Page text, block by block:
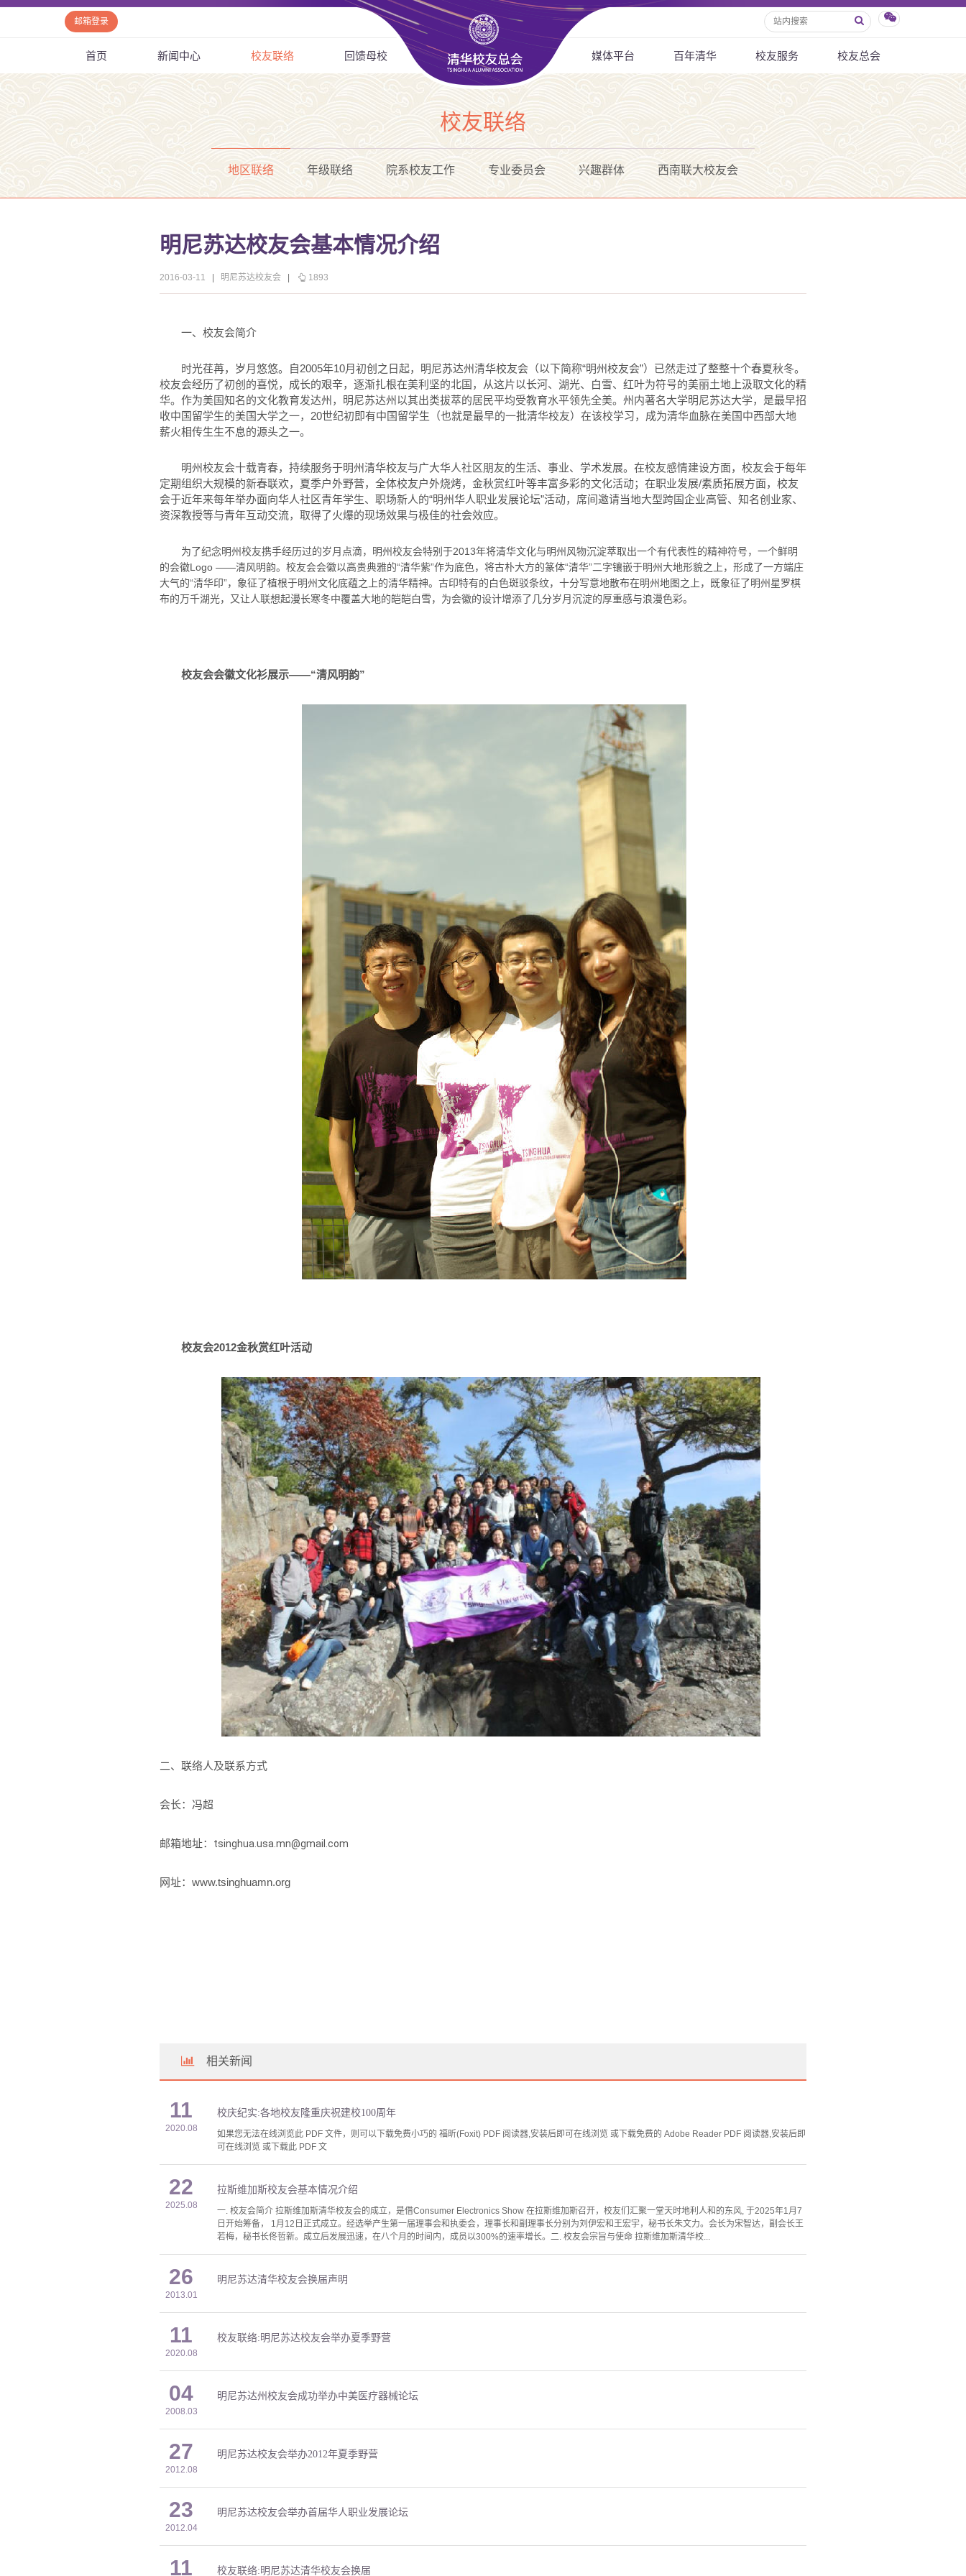
邮箱登录
首页 新闻中心 校友联络 回馈母校 媒体平台 百年清华 校友服务 校友总会
校友联络
地区联络 年级联络 院系校友工作 专业委员会 兴趣群体 西南联大校友会
明尼苏达校友会基本情况介绍
2016-03-11 明尼苏达校友会 1893
一、校友会简介
时光荏苒，岁月悠悠。自2005年10月初创之日起，明尼苏达州清华校友会（以下简称“明州校友会”）已然走过了整整十个春夏秋冬。
校友会经历了初创的喜悦，成长的艰辛，逐渐扎根在美利坚的北国，从这片以长河、湖光、白雪、红叶为符号的美丽土地上汲取文化的精
华。作为美国知名的文化教育发达州，明尼苏达州以其出类拔萃的居民平均受教育水平领先全美。州内著名大学明尼苏达大学，是最早招
收中国留学生的美国大学之一，20世纪初即有中国留学生（也就是最早的一批清华校友）在该校学习，成为清华血脉在美国中西部大地
薪火相传生生不息的源头之一。
明州校友会十载青春，持续服务于明州清华校友与广大华人社区朋友的生活、事业、学术发展。在校友感情建设方面，校友会于每年
定期组织大规模的新春联欢，夏季户外野营，全体校友户外烧烤，金秋赏红叶等丰富多彩的文化活动；在职业发展/素质拓展方面，校友
会于近年来每年举办面向华人社区青年学生、职场新人的“明州华人职业发展论坛”活动，席间邀请当地大型跨国企业高管、知名创业家、
资深教授等与青年互动交流，取得了火爆的现场效果与极佳的社会效应。
为了纪念明州校友携手经历过的岁月点滴，明州校友会特别于2013年将清华文化与明州风物沉淀萃取出一个有代表性的精神符号，一个鲜明
的会徽Logo ——清风明韵。校友会会徽以高贵典雅的“清华紫”作为底色，将古朴大方的篆体“清华”二字镶嵌于明州大地形貌之上，形成了一方端庄
大气的“清华印”，象征了植根于明州文化底蕴之上的清华精神。古印特有的白色斑驳条纹，十分写意地散布在明州地图之上，既象征了明州星罗棋
布的万千湖光，又让人联想起漫长寒冬中覆盖大地的皑皑白雪，为会徽的设计增添了几分岁月沉淀的厚重感与浪漫色彩。
校友会会徽文化衫展示——“清风明韵”
校友会2012金秋赏红叶活动
二、联络人及联系方式
会长：冯超
邮箱地址： tsinghua.usa.mn@gmail.com
网址：www.tsinghuamn.org
相关新闻
11
2020.08
校庆纪实:各地校友隆重庆祝建校100周年
如果您无法在线浏览此 PDF 文件，则可以下载免费小巧的 福昕(Foxit) PDF 阅读器,安装后即可在线浏览 或下载免费的 Adobe Reader PDF 阅读器,安装后即
可在线浏览 或下载此 PDF 文
22
2025.08
拉斯维加斯校友会基本情况介绍
一. 校友会简介 拉斯维加斯清华校友会的成立，是借Consumer Electronics Show 在拉斯维加斯召开，校友们汇聚一堂天时地利人和的东风, 于2025年1月7
日开始筹备， 1月12日正式成立。经选举产生第一届理事会和执委会，理事长和副理事长分别为刘伊宏和王宏宇，秘书长朱文力。会长为宋智达，副会长王
若梅，秘书长佟哲新。成立后发展迅速，在八个月的时间内，成员以300%的速率增长。二. 校友会宗旨与使命 拉斯维加斯清华校...
26
2013.01
明尼苏达清华校友会换届声明
11
2020.08
校友联络:明尼苏达校友会举办夏季野营
04
2008.03
明尼苏达州校友会成功举办中美医疗器械论坛
27
2012.08
明尼苏达校友会举办2012年夏季野营
23
2012.04
明尼苏达校友会举办首届华人职业发展论坛
11 校友联络:明尼苏达清华校友会换届